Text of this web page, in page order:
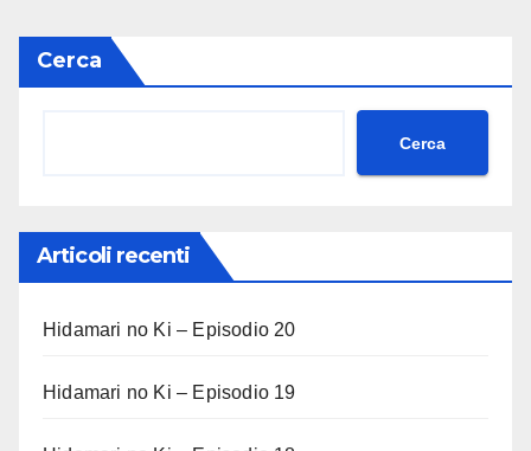
Cerca
Cerca
Articoli recenti
Hidamari no Ki – Episodio 20
Hidamari no Ki – Episodio 19